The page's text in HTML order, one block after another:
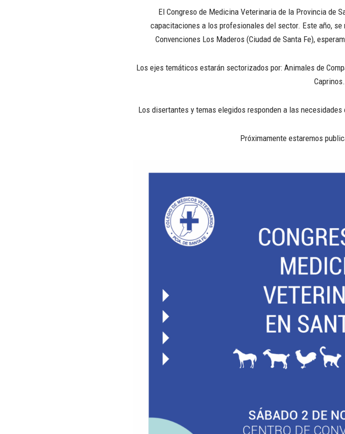
El Congreso de Medicina Veterinaria de la Provincia de
capacitaciones a los profesionales del sector. Este año, se
Convenciones Los Maderos (Ciudad de Santa Fe),
Los ejes temáticos estarán sectorizados por: Animales de
Caprinos.
Los disertantes y temas elegidos responden a las
Próximamente estaremos